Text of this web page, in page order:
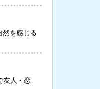
然を感じる
友人・恋